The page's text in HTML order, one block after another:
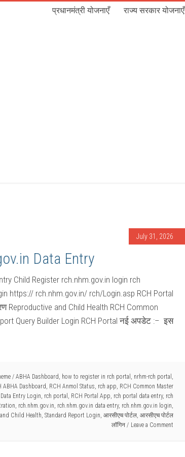
प्रधानमंत्री योजनाएँ राज्य सरकार योजनाएँ
July 31, 2026
Data Entry
Child Register rch.nhm.gov.in login rch
https:// rch.nhm.gov.in/ rch/Login.asp RCH Portal
Reproductive and Child Health RCH Common
Query Builder Login RCH Portal नई अपडेट :– इस
/ ABHA Dashboard, how to register in rch portal , nrhm-rch portal ,
ABHA Dashboard, RCH Anmol Status, rch app, RCH Common Master
Entry Login, rch portal , RCH Portal App, rch portal data entry, rch
, rch.nhm.gov.in, rch.nhm.gov.in data entry, rch.nhm.gov.in login,
Child Health, Standard Report Login, आरसीएच पोर्टल, आरसीएच पोर्टल
लॉगिन
Leave a Comment